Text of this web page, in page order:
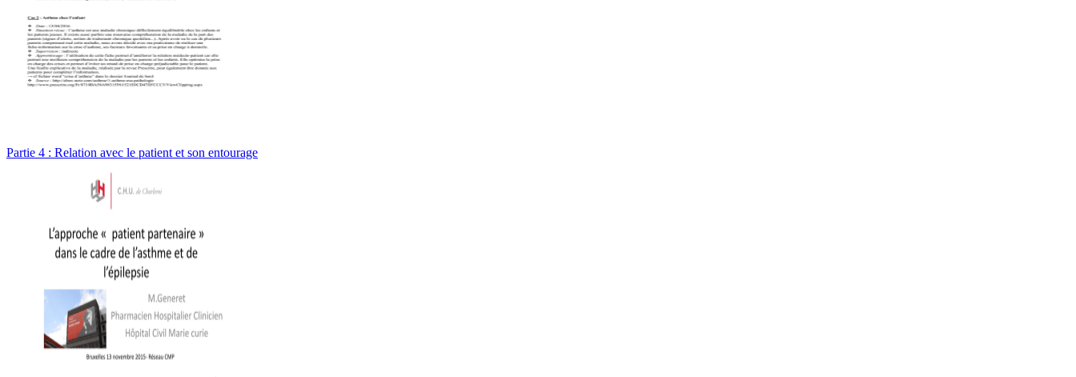
Partie 4 : Relation avec le patient et son entourage